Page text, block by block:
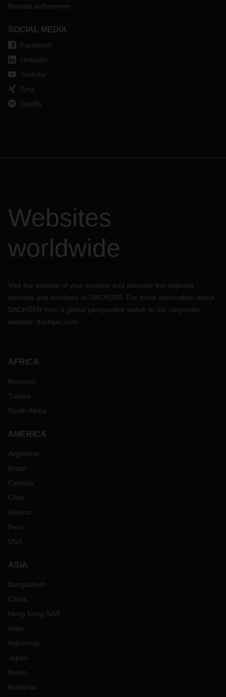
Kontakt aufnehmen
SOCIAL MEDIA
Facebook
LinkedIn
Youtube
Xing
Spotify
Websites
worldwide
Visit the website of your location and discover the regional
services and solutions of DACHSER. For more information about
DACHSER from a global perspective switch to our corporate
website: dachser.com
AFRICA
Morocco
Tunisia
South Africa
AMERICA
Argentina
Brazil
Canada
Chile
Mexico
Peru
USA
ASIA
Bangladesh
China
Hong Kong SAR
India
Indonesia
Japan
Korea
Malaysia